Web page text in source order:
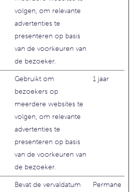
volgen, om relevante
advertenties te
presenteren op basis
van de voorkeuren van
de bezoeker.
Gebruikt om
bezoekers op
meerdere websites te
volgen, om relevante
advertenties te
presenteren op basis
van de voorkeuren van
de bezoeker.
1 jaar
Bevat de vervaldatum
Permane